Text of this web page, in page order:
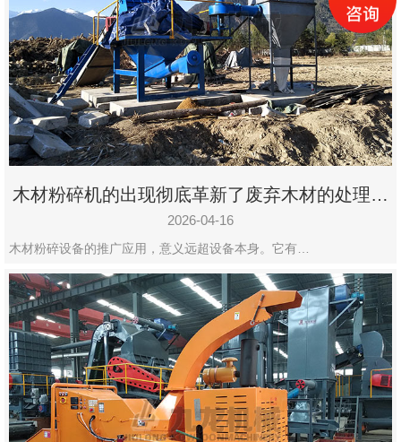
木材粉碎机的出现彻底革新了废弃木材的处理模
式
2026-04-16
木材粉碎设备的推广应用，意义远超设备本身。它有…